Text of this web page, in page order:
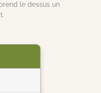
le dessus un